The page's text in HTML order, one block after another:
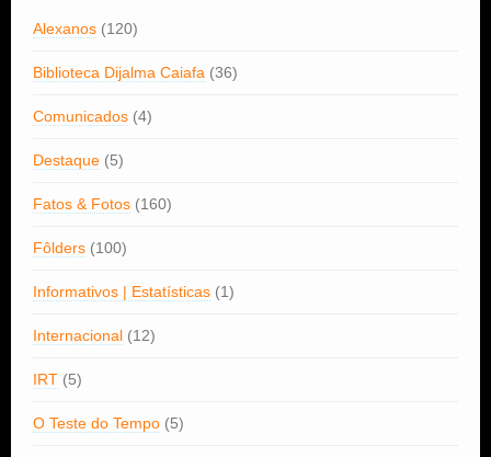
Alexanos (120)
Biblioteca Dijalma Caiafa (36)
Comunicados (4)
Destaque (5)
Fatos & Fotos (160)
Fôlders (100)
Informativos | Estatísticas (1)
Internacional (12)
IRT (5)
O Teste do Tempo (5)